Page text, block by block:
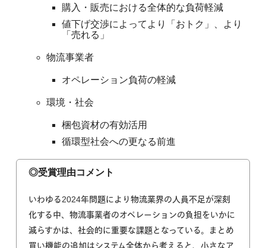
購入・販売における全体的な負荷軽減
値下げ交渉によってより「おトク」、
より
「売れる」
物流事業者
オペレーション負荷の軽減
環境・社会
梱包資材の有効活用
循環型社会への更なる前進
◎受賞理由コメント
いわゆる2024年問題により物流業界の人員不足が深刻
化する中、物流事業者のオペレーションの負担をいかに
減らすかは、社会的に重要な課題となっている。まとめ
買い機能の追加はシステム全体から考えると、小さなア